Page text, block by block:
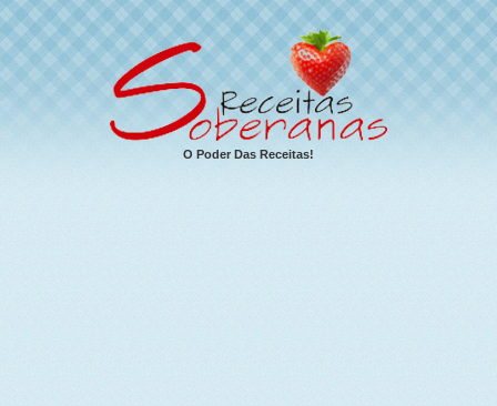
O Poder Das Receitas!